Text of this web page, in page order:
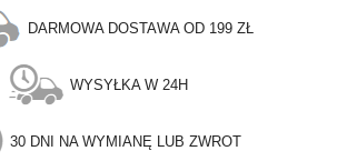
DARMOWA DOSTAWA OD 199 ZŁ
WYSYŁKA W 24H
30 DNI NA WYMIANĘ LUB ZWROT